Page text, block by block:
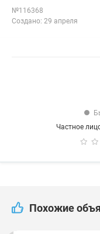
№116368
Создано: 29 апреля
Частное
Похожие